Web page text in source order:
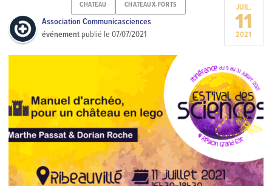
CHATEAU CHATEAUX-FORTS
Association Communicasciences
événement publié le07/07/2021
JUIL.
11
2021